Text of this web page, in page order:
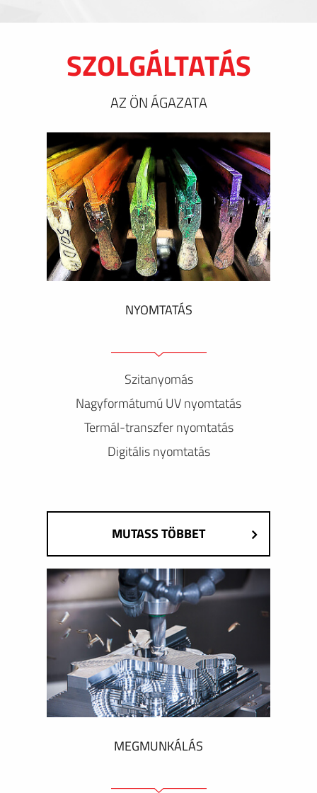
SZOLGÁLTATÁS
AZ ÖN ÁGAZATA
NYOMTATÁS
Szitanyomás
Nagyformátumú UV nyomtatás
Termál-transzfer nyomtatás
Digitális nyomtatás
MUTASS TÖBBET
MEGMUNKÁLÁS